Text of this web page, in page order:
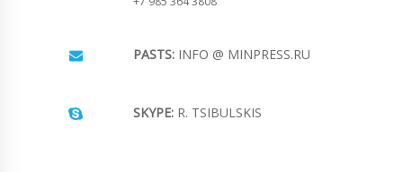
PASTS: INFO @ MINPRESS.RU
SKYPE: R. TSIBULSKIS